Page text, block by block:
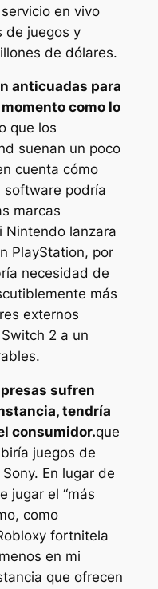
en vivo
de juegos y
de dólares.
anticuadas para
como lo
que los
suenan un poco
cuenta cómo
software podría
marcas
Nintendo lanzara
PlayStation, por
necesidad de
más
externos
2 a un
sufren
tendría
consumidor.que
juegos de
En lugar de
jugar el “más
como
y fortnitela
en mi
que ofrecen